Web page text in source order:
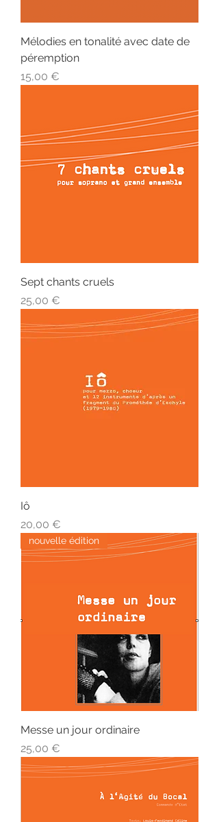
Mélodies en tonalité avec date de
péremption
Prix
15,00 €
Sept chants cruels
Prix
25,00 €
Iô
Prix
20,00 €
nouvelle édition
Messe un jour ordinaire
Prix
25,00 €